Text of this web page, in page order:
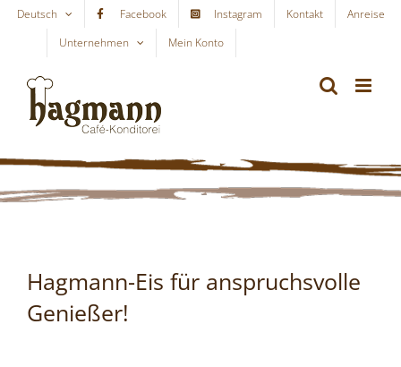
Skip
content
Deutsch Facebook Instagram Kontakt
Anreise
Unternehmen
Mein Konto
Hagmann-Eis für anspruchsvolle
Genießer!